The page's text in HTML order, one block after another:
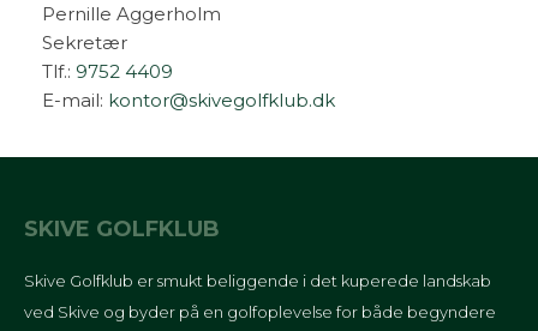
Pernille Aggerholm
Sekretær
Tlf.: 9752 4409
E-mail: kontor@skivegolfklub.dk
SKIVE GOLFKLUB
Skive Golfklub er smukt beliggende i det kuperede landskab
ved Skive og byder på en golfoplevelse for både begyndere